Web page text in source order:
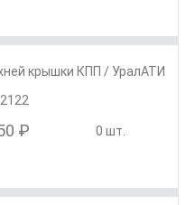
крышки КПП / УралАТИ
₽ 0 шт.